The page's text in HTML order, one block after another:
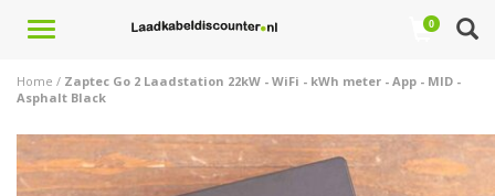
Toggle
0
Home / Zaptec Go 2 Laadstation 22kW - WiFi - kWh meter - App - MID -
Asphalt Black